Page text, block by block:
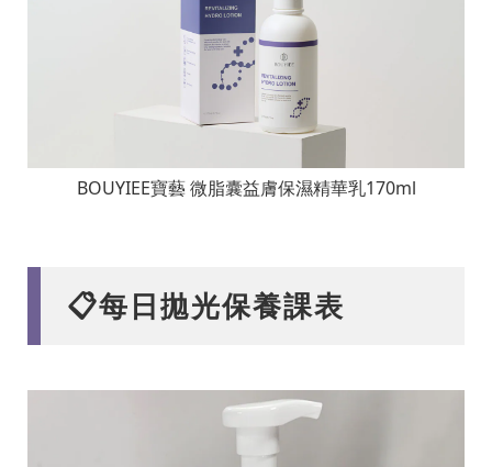
BOUYIEE寶藝 微脂囊益膚保濕精華乳170ml
📋每日拋光保養課表